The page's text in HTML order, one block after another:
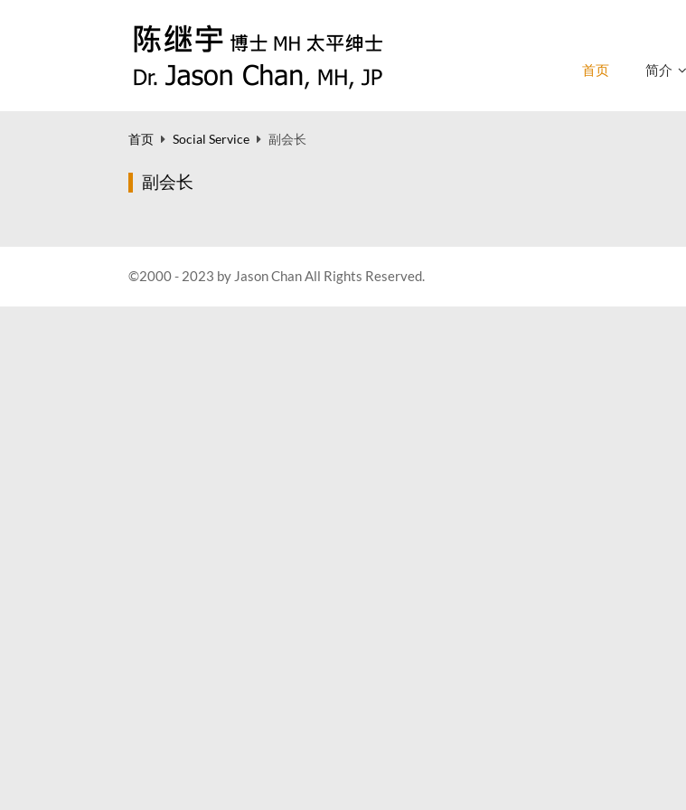
首页 简介
首页 Social Service 副会长
副会长
©2000 - 2023 by Jason Chan All Rights Reserved.